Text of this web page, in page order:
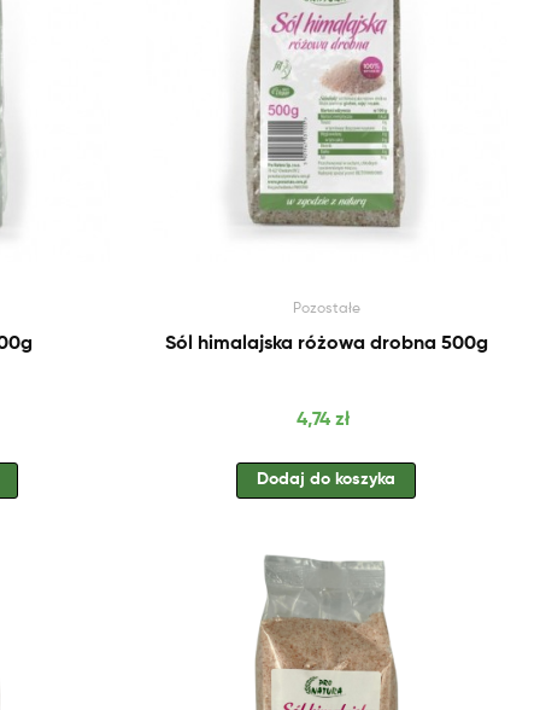
Pozostałe
Sól himalajska różowa drobna 500g
Cena
4,74 zł
Dodaj do koszyka